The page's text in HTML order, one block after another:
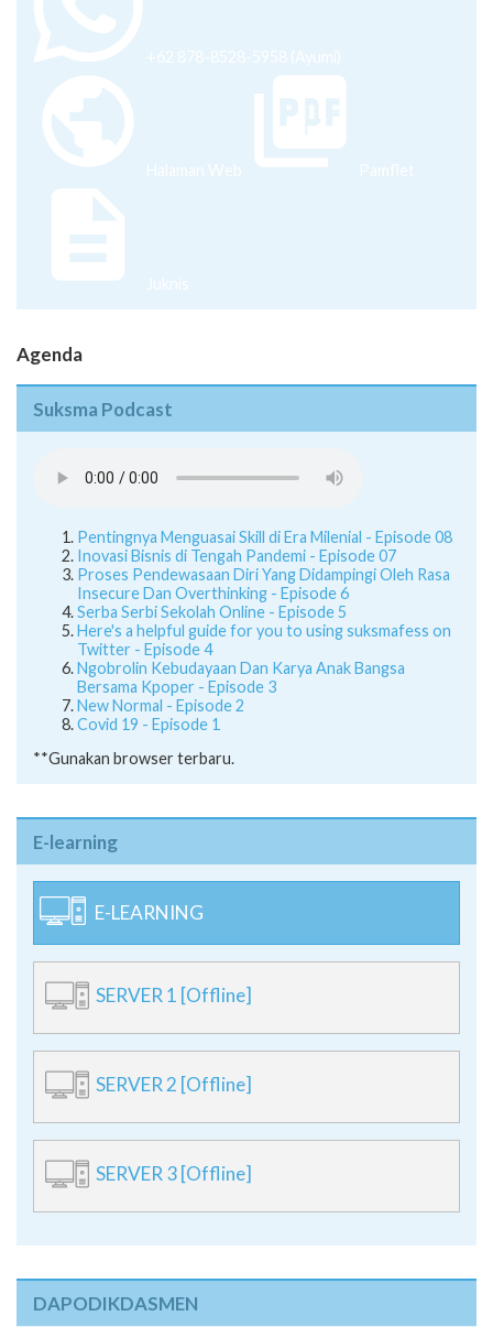
+62 878-8528-5958 (Ayumi)
Halaman Web Pamflet
Juknis
Agenda
Suksma Podcast
Pentingnya Menguasai Skill di Era Milenial - Episode 08
Inovasi Bisnis di Tengah Pandemi - Episode 07
Proses Pendewasaan Diri Yang Didampingi Oleh Rasa
Insecure Dan Overthinking - Episode 6
Serba Serbi Sekolah Online - Episode 5
Here's a helpful guide for you to using suksmafess on
Twitter - Episode 4
Ngobrolin Kebudayaan Dan Karya Anak Bangsa
Bersama Kpoper - Episode 3
New Normal - Episode 2
Covid 19 - Episode 1
**Gunakan browser terbaru.
E-learning
E-LEARNING
SERVER 1 [Offline]
SERVER 2 [Offline]
SERVER 3 [Offline]
DAPODIKDASMEN